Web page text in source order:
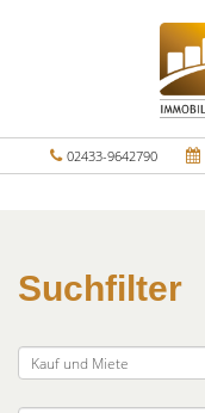
02433-9642790
Suchfilter